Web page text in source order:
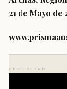
21 de Mayo de
PUBLICIDAD